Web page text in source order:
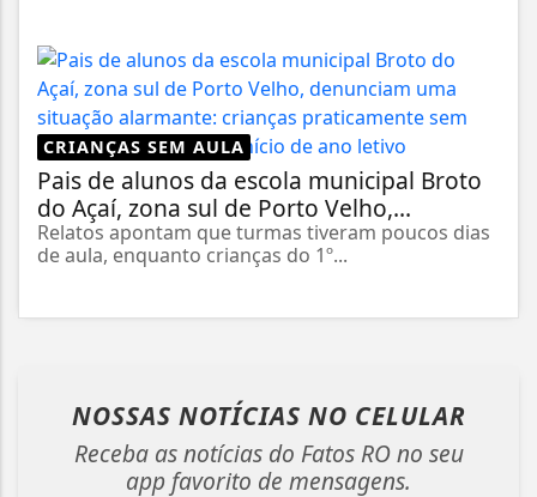
CRIANÇAS SEM AULA
Pais de alunos da escola municipal Broto
do Açaí, zona sul de Porto Velho,...
Relatos apontam que turmas tiveram poucos dias
de aula, enquanto crianças do 1º...
NOSSAS NOTÍCIAS NO CELULAR
Receba as notícias do Fatos RO no seu
app favorito de mensagens.